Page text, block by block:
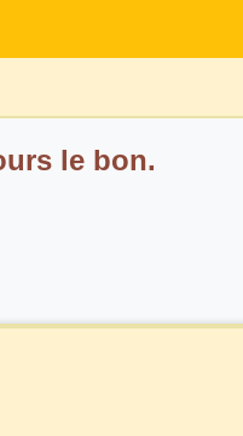
le bon.